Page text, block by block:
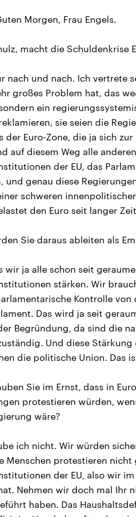
Morgen, Frau Engels.
macht die Schuldenkrise
nach und nach. Ich vertrete
großes Problem hat, das
ein
sie seien die
der Euro-Zone, die ja sich
auf diesem Weg alle
der EU, das
und genau diese
schweren
den Euro seit langer
Sie daraus ableiten als
wir ja alle schon seit
stärken. Wir
Kontrolle
Das wird ja seit
Begründung, da sind die
Und diese
die politische Union. Das
Sie im Ernst, dass in
protestieren würden,
wäre?
ich nicht. Wir würden
Menschen protestieren
der EU, also wir
Nehmen wir doch mal Ihr
haben. Das